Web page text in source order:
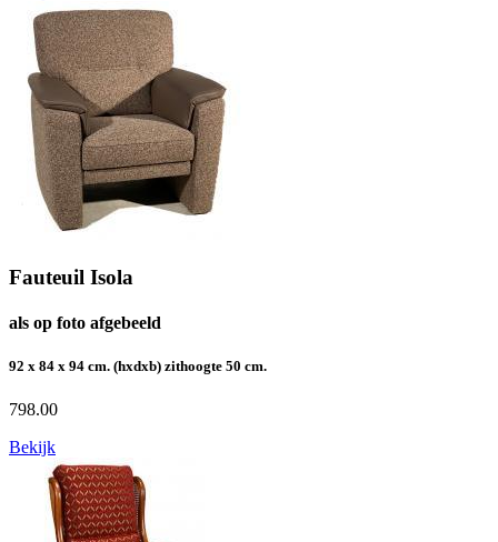
Fauteuil Isola
als op foto afgebeeld
92 x 84 x 94 cm. (hxdxb) zithoogte 50 cm.
798.00
Bekijk